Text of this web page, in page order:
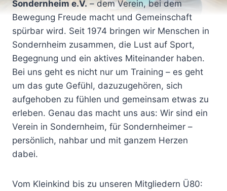
Sondernheim e.V. – dem Verein, bei dem
Bewegung Freude macht und Gemeinschaft
spürbar wird. Seit 1974 bringen wir Menschen in
Sondernheim zusammen, die Lust auf Sport,
Begegnung und ein aktives Miteinander haben.
Bei uns geht es nicht nur um Training – es geht
um das gute Gefühl, dazuzugehören, sich
aufgehoben zu fühlen und gemeinsam etwas zu
erleben. Genau das macht uns aus: Wir sind ein
Verein in Sondernheim, für Sondernheimer –
persönlich, nahbar und mit ganzem Herzen
dabei.
Vom Kleinkind bis zu unseren Mitgliedern Ü80: